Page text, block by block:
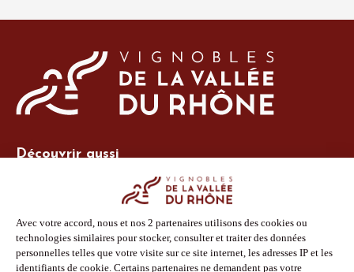
Découvrir aussi
Espace adhérent
Espace presse
Phototèque
Suivez-nous